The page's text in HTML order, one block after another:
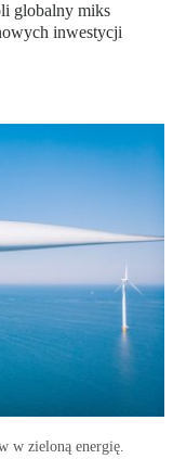
globalny miks
inwestycji
w zieloną energię.